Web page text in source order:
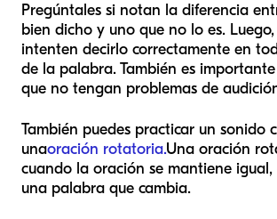
Pregúntales si notan la diferencia
bien dicho y uno que no lo es.
intenten decirlo correctamente en
de la palabra. También es
que no tengan problemas de
También puedes practicar un sonido
unaoración rotatoria.Una oración
cuando la oración se mantiene igual,
una palabra que cambia.